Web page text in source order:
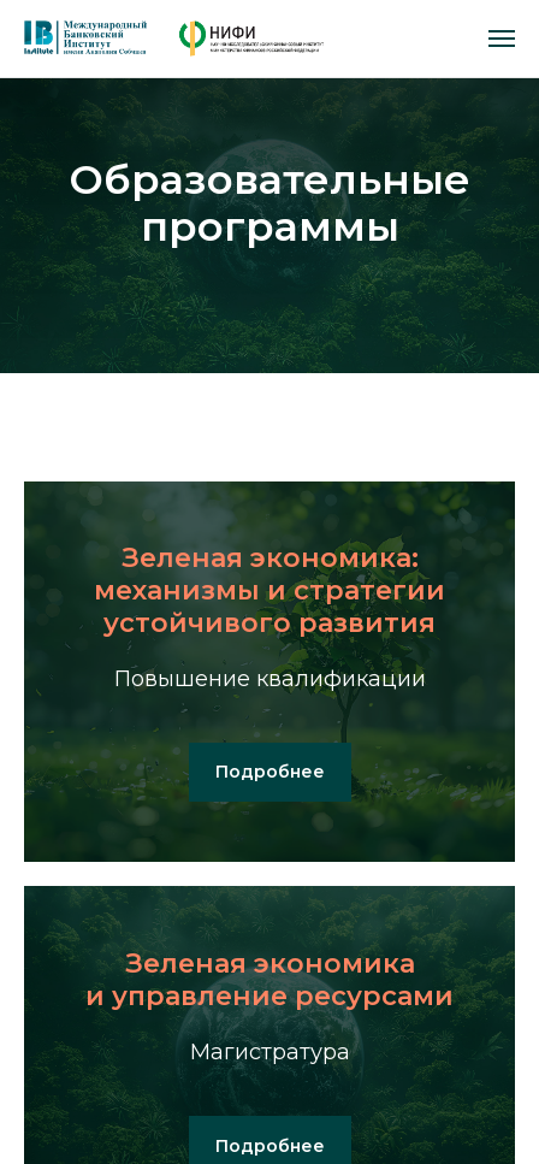
Образовательные
программы
Зеленая экономика:
механизмы и стратегии
устойчивого развития
Повышение квалификации
Подробнее
Зеленая экономика
и управление ресурсами
Магистратура
Подробнее